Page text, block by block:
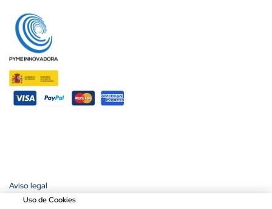
Aviso legal
Política de privacidad
Uso de Cookies